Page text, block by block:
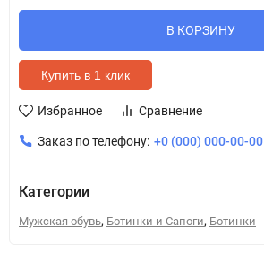
В КОРЗИНУ
Купить в 1 клик
Избранное Сравнение
Заказ по телефону: +0 (000) 000-00-00
Категории
Мужская обувь, Ботинки и Сапоги, Ботинки